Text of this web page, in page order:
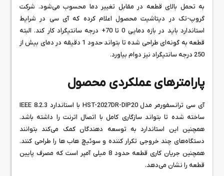
به تحمل بالای قطعه در مقابل تغییر دما محسوب می‌شود. شرکت
گروپ-تک در دیتاشیت محصول اعلام کرده که آی سی در شرایط
استاندارد باید در بازه دمایی 0 تا 70+ درجه سانتیگراد کار کند. البته
قطعه به گونه‌ای طراحی شده تا بتواند حدود 1 دقیقه در دمای بیش از
250 درجه سانتیگراد نیز دوام بیاورد.
پارامترهای عملکردی محصول
آی سی ترانسفورمر مدل HST-2027DR-DIP20 با استاندارد IEEE 8.2.3
ساخته شده تا بتواند سازگاری کامل با اتصال اترنت را داشته باشد.
همچنین این استاندارد به توسعه دهندگان کمک می‌کند بتوانند
دستگاه‌های چند خروجی تکرار کننده و سوئیچ هاب ها را طراحی کنند.
همچنین جریان کاری قطعه حدود 8 میلی آمپر است که مصرف پایین
قطعه را نشان می‌دهد.